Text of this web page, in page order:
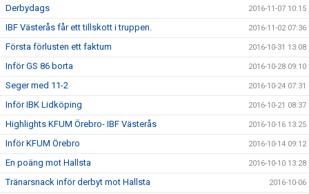
Derbydags 2016-11-07 10:15
IBF Västerås får ett tillskott i truppen. 2016-11-02 07:36
Första förlusten ett faktum 2016-10-31 13:08
Inför GS 86 borta 2016-10-28 09:10
Seger med 11-2 2016-10-24 07:31
Inför IBK Lidköping 2016-10-21 08:37
Highlights KFUM Örebro- IBF Västerås 2016-10-16 13:25
Inför KFUM Örebro 2016-10-14 09:12
En poäng mot Hallsta 2016-10-10 13:28
Tränarsnack inför derbyt mot Hallsta 2016-10-06